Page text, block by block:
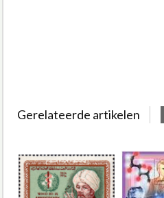
Gerelateerde artikelen